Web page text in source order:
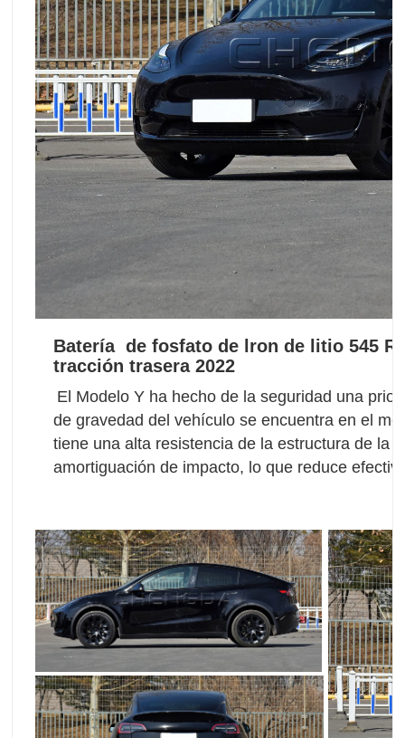
Batería de fosfato de lron de litio 545
tracción trasera 2022
El Modelo Y ha hecho de la seguridad una
de gravedad del vehículo se encuentra en el
tiene una alta resistencia de la estructura de la
amortiguación de impacto, lo que reduce